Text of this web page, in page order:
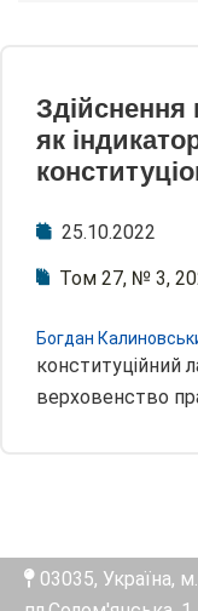
Здійснення
як
25.10.2022
Том 27, № 3,
Богдан
конституційний
верховенство
03035, Україна,